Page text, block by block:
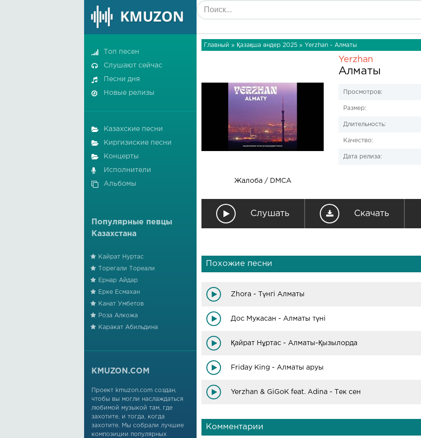
Главный » Қазақша әндер 2025 » Yerzhan - Алматы
Жалоба / DMCA
Yerzhan
Алматы
Просмотров:
Размер:
Длительность:
Качество:
Дата релиза:
Слушать Скачать
Похожие песни
Zhora - Түнгі Алматы
Дос Мукасан - Алматы түні
Қайрат Нұртас - Алматы-Қызылорда
Friday King - Алматы аруы
Yerzhan & GiGoK feat. Adina - Тек сен
Комментарии
Топ песен
Слушают сейчас
Песни дня
Новые релизы
Казахские песни
Киргизиские песни
Концерты
Исполнители
Альбомы
Популярные певцы
Казахстана
Кайрат Нуртас
Торегали Тореали
Ернар Айдар
Ерке Есмахан
Канат Умбетов
Роза Алкожа
Каракат Абильдина
KMUZON.COM
Проект kmuzon.com создан,
чтобы вы могли наслаждаться
любимой музыкой там, где
захотите, и тогда, когда
захотите. Мы собрали лучшие
композиции популярных